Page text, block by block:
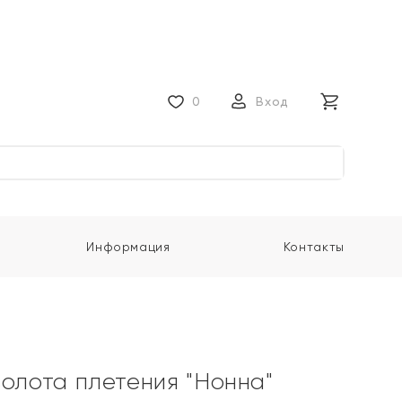
0 Вход
Информация Контакты
плетения "Нонна"